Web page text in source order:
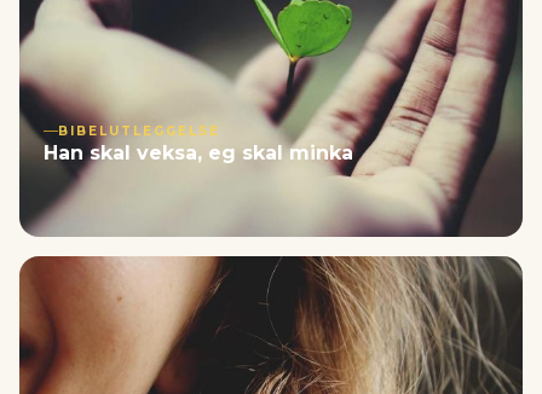
BIBELUTLEGGELSE
Han skal veksa, eg skal minka